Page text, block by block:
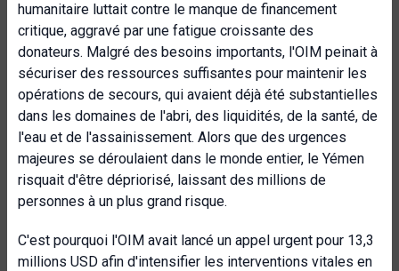
humanitaire luttait contre le manque de financement
critique, aggravé par une fatigue croissante des
donateurs. Malgré des besoins importants, l'OIM peinait à
sécuriser des ressources suffisantes pour maintenir les
opérations de secours, qui avaient déjà été substantielles
dans les domaines de l'abri, des liquidités, de la santé, de
l'eau et de l'assainissement. Alors que des urgences
majeures se déroulaient dans le monde entier, le Yémen
risquait d'être dépriorisé, laissant des millions de
personnes à un plus grand risque.
C'est pourquoi l'OIM avait lancé un appel urgent pour 13,3
millions USD afin d'intensifier les interventions vitales en